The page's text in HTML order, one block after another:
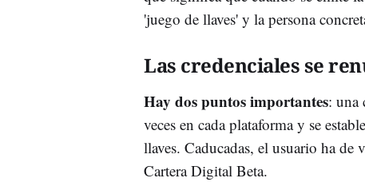
'juego de llaves' y la persona
Las credenciales se
Hay dos puntos importantes: una
veces en cada plataforma y se
llaves. Caducadas, el usuario ha
Cartera Digital Beta.